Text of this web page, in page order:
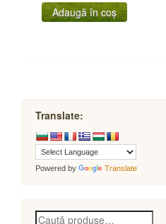
Adaugă în coș
Translate:
Powered by Translate